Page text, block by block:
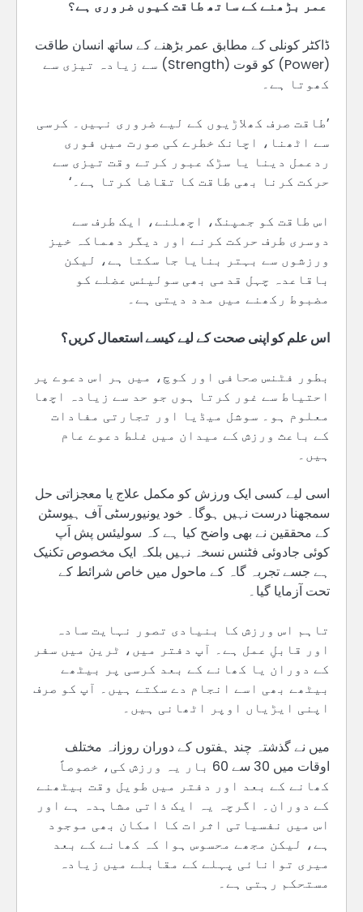
عمر بڑھنے کے ساتھ طاقت کیوں ضروری ہے؟
ڈاکٹر کونلی کے مطابق عمر بڑھنے کے ساتھ انسان طاقت
(Power) کو قوت (Strength) سے زیادہ تیزی سے
کھوتا ہے۔
’طاقت صرف کھلاڑیوں کے لیے ضروری نہیں۔ کرسی
سے اٹھنا، اچانک خطرے کی صورت میں فوری
ردعمل دینا یا سڑک عبور کرتے وقت تیزی سے
حرکت کرنا بھی طاقت کا تقاضا کرتا ہے۔‘
اس طاقت کو جمپنگ، اچھلنے، ایک طرف سے
دوسری طرف حرکت کرنے اور دیگر دھماکہ خیز
ورزشوں سے بہتر بنایا جا سکتا ہے، لیکن
باقاعدہ چہل قدمی بھی سولیئس عضلے کو
مضبوط رکھنے میں مدد دیتی ہے۔
اس علم کو اپنی صحت کے لیے کیسے استعمال کریں؟
بطور فٹنس صحافی اور کوچ، میں ہر اس دعوے پر
احتیاط سے غور کرتا ہوں جو حد سے زیادہ اچھا
معلوم ہو۔ سوشل میڈیا اور تجارتی مفادات
کے باعث ورزش کے میدان میں غلط دعوے عام
ہیں۔
اسی لیے کسی ایک ورزش کو مکمل علاج یا معجزاتی حل
سمجھنا درست نہیں ہوگا۔ خود یونیورسٹی آف ہیوسٹن
کے محققین نے بھی واضح کیا ہے کہ سولیئس پش اَپ
کوئی جادوئی فٹنس نسخہ نہیں بلکہ ایک مخصوص تکنیک
ہے جسے تجربہ گاہ کے ماحول میں خاص شرائط کے
تحت آزمایا گیا۔
تاہم اس ورزش کا بنیادی تصور نہایت سادہ
اور قابلِ عمل ہے۔ آپ دفتر میں، ٹرین میں سفر
کے دوران یا کھانے کے بعد کرسی پر بیٹھے
بیٹھے بھی اسے انجام دے سکتے ہیں۔ آپ کو صرف
اپنی ایڑیاں اوپر اٹھانی ہیں۔
میں نے گذشتہ چند ہفتوں کے دوران روزانہ مختلف
اوقات میں 30 سے 60 بار یہ ورزش کی، خصوصاً
کھانے کے بعد اور دفتر میں طویل وقت بیٹھنے
کے دوران۔ اگرچہ یہ ایک ذاتی مشاہدہ ہے اور
اس میں نفسیاتی اثرات کا امکان بھی موجود
ہے، لیکن مجھے محسوس ہوا کہ کھانے کے بعد
میری توانائی پہلے کے مقابلے میں زیادہ
مستحکم رہتی ہے۔